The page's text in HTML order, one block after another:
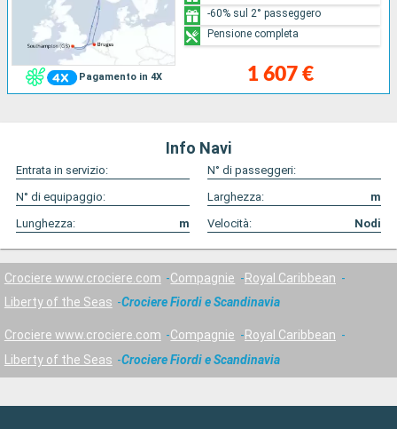
Pagamento in 4X 1 607 €
-60% sul 2° passeggero
Pensione completa
Info Navi
Entrata in servizio:
N° di passeggeri:
N° di equipaggio:
Larghezza:
m
Lunghezza:
m Velocità: Nodi
Crociere www.crociere.com Compagnie
Royal Caribbean
Liberty of the Seas
Crociere Fiordi e Scandinavia
Crociere www.crociere.com Compagnie
Royal Caribbean
Liberty of the Seas
Crociere Fiordi e Scandinavia